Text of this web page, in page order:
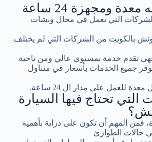
ومجهزة 24 ساعة
التي تعمل في مجال ونشات
بالكويت من الشركات التي لم يختلف
تقدم خدمة بمستوى عالي ومن ناحية
جميع الخدمات بأسعار في متناول
للعمل على مدار ال 24 ساعة.
التي تحتاج فيها السيارة
فمن المهم أن تكون على دراية بأهمية
حالات الطوارئ